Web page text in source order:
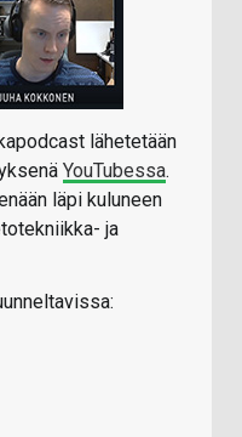
lähetetään
YouTubessa.
läpi kuluneen
ja